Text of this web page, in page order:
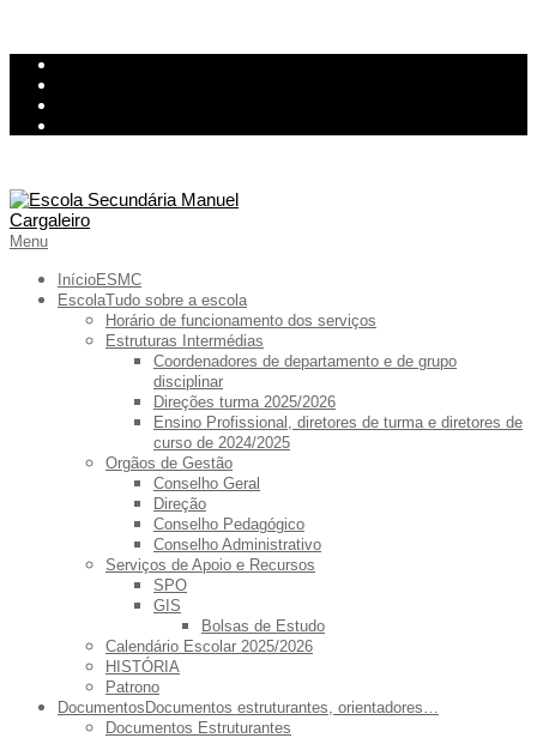
Skip
content
Primary
Menu
Menu
InícioESMC
EscolaTudo sobre a escola
Horário de funcionamento dos serviços
Estruturas Intermédias
Coordenadores de departamento e de grupo
disciplinar
Direções turma 2025/2026
Ensino Profissional, diretores de turma e diretores de
curso de 2024/2025
Orgãos de Gestão
Conselho Geral
Direção
Conselho Pedagógico
Conselho Administrativo
Serviços de Apoio e Recursos
SPO
GIS
Bolsas de Estudo
Calendário Escolar 2025/2026
HISTÓRIA
Patrono
Documentos Documentos estruturantes, orientadores…
Documentos Estruturantes